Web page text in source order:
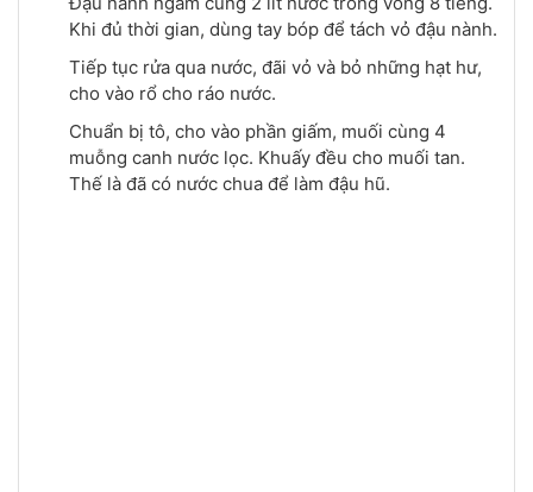
Khi đủ thời gian, dùng tay bóp để tách vỏ đậu nành.
Tiếp tục rửa qua nước, đãi vỏ và bỏ những hạt hư,
cho vào rổ cho ráo nước.
Chuẩn bị tô, cho vào phần giấm, muối cùng 4
muỗng canh nước lọc. Khuấy đều cho muối tan.
Thế là đã có nước chua để làm đậu hũ.